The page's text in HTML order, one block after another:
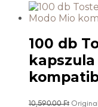
100 db
10,590.00Ft